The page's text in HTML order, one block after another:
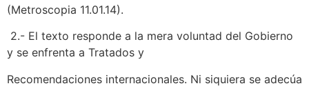
(Metroscopia 11.01.14).
2.- El texto responde a la mera voluntad del Gobierno
y se enfrenta a Tratados y
Recomendaciones internacionales. Ni siquiera se adecúa